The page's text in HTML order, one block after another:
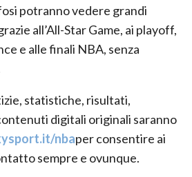
potranno vedere grandi
all’All-Star Game, ai playoff,
e alle finali NBA, senza
statistiche, risultati,
digitali originali saranno
nbaper consentire ai
sempre e ovunque.